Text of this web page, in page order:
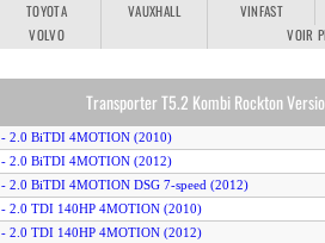
TOYOTA
VAUXHALL VINFAST
VOLVO
VOIR
Transporter T5.2 Kombi Rockton
- 2.0 BiTDI 4MOTION (2010)
- 2.0 BiTDI 4MOTION (2012)
- 2.0 BiTDI 4MOTION DSG 7-speed (2012)
- 2.0 TDI 140HP 4MOTION (2010)
- 2.0 TDI 140HP 4MOTION (2012)